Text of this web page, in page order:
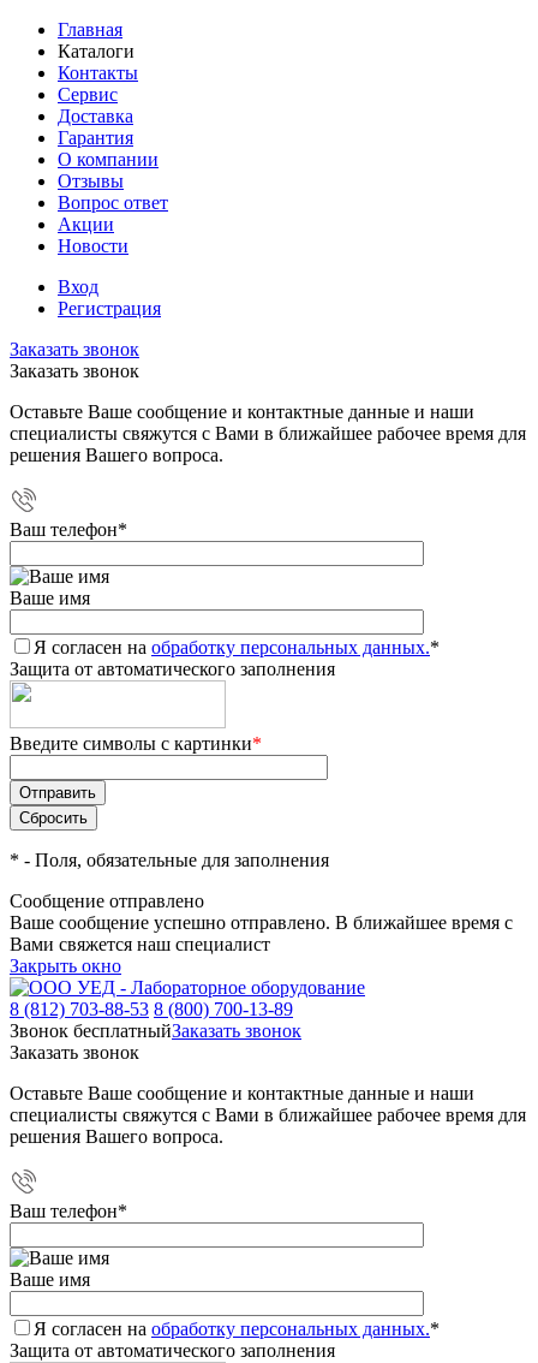
Главная
Каталоги
Контакты
Сервис
Доставка
Гарантия
О компании
Отзывы
Вопрос ответ
Акции
Новости
Вход
Регистрация
Заказать звонок
Заказать звонок
Оставьте Ваше сообщение и контактные данные и наши
специалисты свяжутся с Вами в ближайшее рабочее время для
решения Вашего вопроса.
Ваш телефон*
Ваше имя
Я согласен на обработку персональных данных.*
Защита от автоматического заполнения
Введите символы с картинки*
* - Поля, обязательные для заполнения
Сообщение отправлено
Ваше сообщение успешно отправлено. В ближайшее время с
Вами свяжется наш специалист
Закрыть окно
8 (812) 703-88-53 8 (800) 700-13-89
Звонок бесплатныйЗаказать звонок
Заказать звонок
Оставьте Ваше сообщение и контактные данные и наши
специалисты свяжутся с Вами в ближайшее рабочее время для
решения Вашего вопроса.
Ваш телефон*
Ваше имя
Я согласен на обработку персональных данных.*
Защита от автоматического заполнения